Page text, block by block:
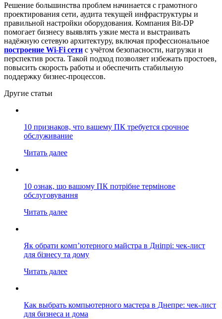
Решение большинства проблем начинается с грамотного
проектирования сети, аудита текущей инфраструктуры и
правильной настройки оборудования. Компания Bit-DP
помогает бизнесу выявлять узкие места и выстраивать
надёжную сетевую архитектуру, включая профессиональное
построение Wi-Fi сети с учётом безопасности, нагрузки и
перспектив роста. Такой подход позволяет избежать простоев,
повысить скорость работы и обеспечить стабильную
поддержку бизнес-процессов.
Другие статьи
10 признаков, что вашему ПК требуется срочное
обслуживание
Читать далее
10 ознак, що вашому ПК потрібне термінове
обслуговування
Читать далее
Як обрати комп’ютерного майстра в Дніпрі: чек-лист
для бізнесу та дому
Читать далее
Как выбрать компьютерного мастера в Днепре: чек-лист
для бизнеса и дома